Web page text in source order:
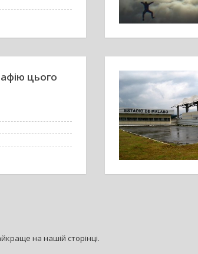
цього
на нашій сторінці.